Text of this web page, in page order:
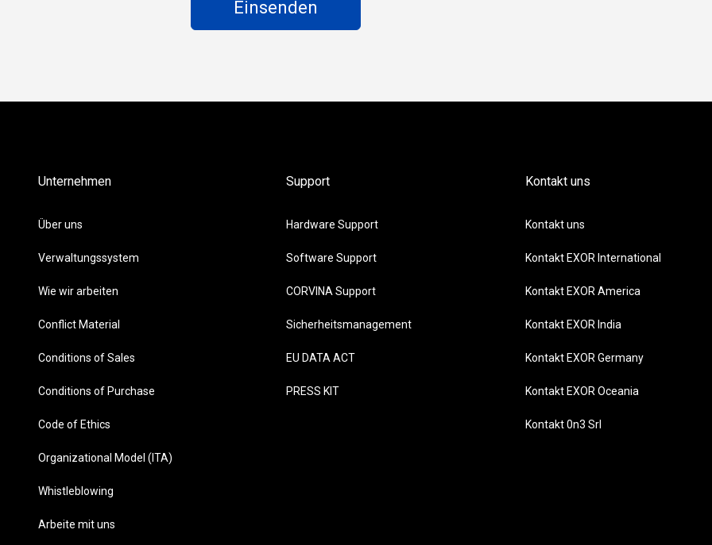
Unternehmen
Über uns
Verwaltungssystem
Wie wir arbeiten
Conflict Material
Conditions of Sales
Conditions of Purchase
Code of Ethics
Organizational Model (ITA)
Whistleblowing
Arbeite mit uns
Support
Hardware Support
Software Support
CORVINA Support
Sicherheitsmanagement
EU DATA ACT
PRESS KIT
Kontakt uns
Kontakt uns
Kontakt EXOR International
Kontakt EXOR America
Kontakt EXOR India
Kontakt EXOR Germany
Kontakt EXOR Oceania
Kontakt 0n3 Srl